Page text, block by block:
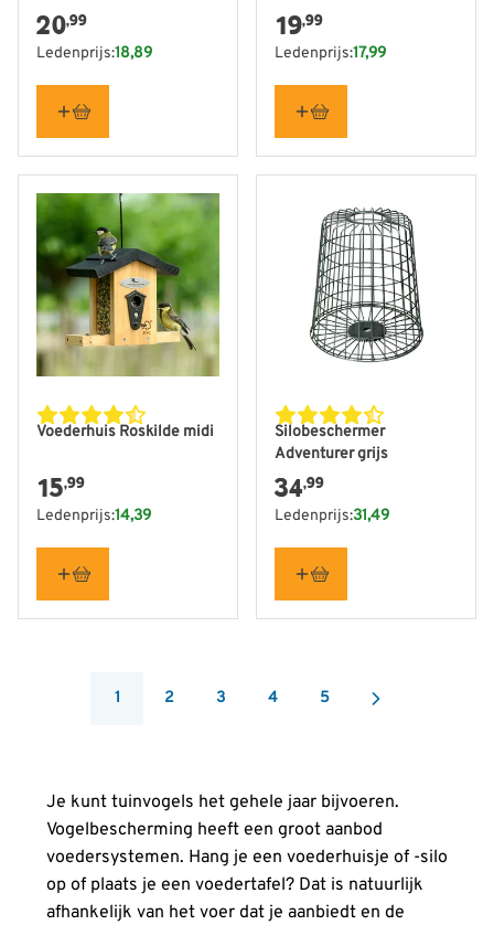
20,99
Ledenprijs:18,89
19,99
Ledenprijs:17,99
Voederhuis Roskilde midi
15,99
Ledenprijs:14,39
Silobeschermer
Adventurer grijs
34,99
Ledenprijs:31,49
You're currently reading page
1 Pagina
2 Pagina
3 Pagina
4 Pagina
5
Je kunt tuinvogels het gehele jaar bijvoeren.
Vogelbescherming heeft een groot aanbod
voedersystemen. Hang je een voederhuisje of -silo
op of plaats je een voedertafel? Dat is natuurlijk
afhankelijk van het voer dat je aanbiedt en de